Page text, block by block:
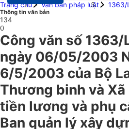
Trang chủ
Văn bản pháp luật 1363/
Thông tin văn bản
134
0
Công văn số 1363/
ngày 06/05/2003
6/5/2003 của Bộ
Thương binh và Xã
tiền lương và phụ
Ban quản lý xây